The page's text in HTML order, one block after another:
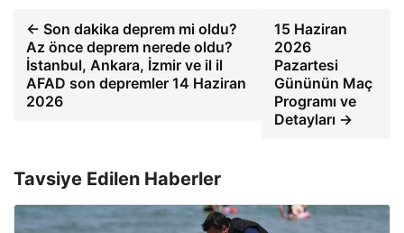
← Son dakika deprem mi oldu?
Az önce deprem nerede oldu?
İstanbul, Ankara, İzmir ve il il
AFAD son depremler 14 Haziran
2026
15 Haziran
2026
Pazartesi
Gününün Maç
Programı ve
Detayları →
Tavsiye Edilen Haberler